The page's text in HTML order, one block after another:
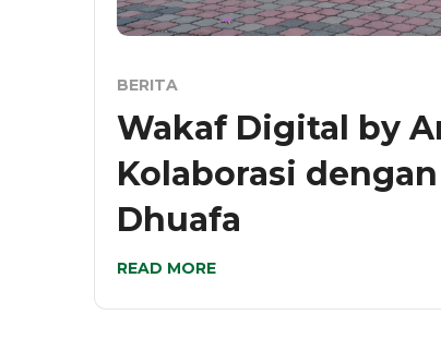
BERITA
Wakaf Digital by
Kolaborasi
Dhuafa
READ MORE